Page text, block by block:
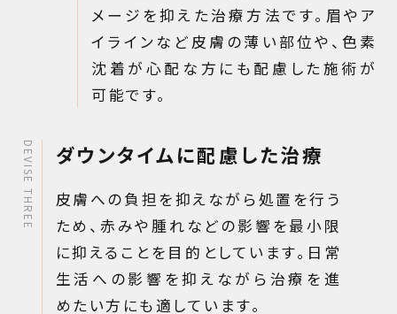
メージを抑えた治療方法です。眉やア
イラインなど皮膚の薄い部位や、色素
沈着が心配な方にも配慮した施術が
可能です。
DEVISE THREE ダウンタイムに配慮した治療
皮膚への負担を抑えながら処置を行う
ため、赤みや腫れなどの影響を最小限
に抑えることを目的としています。日常
生活への影響を抑えながら治療を進
めたい方にも適しています。